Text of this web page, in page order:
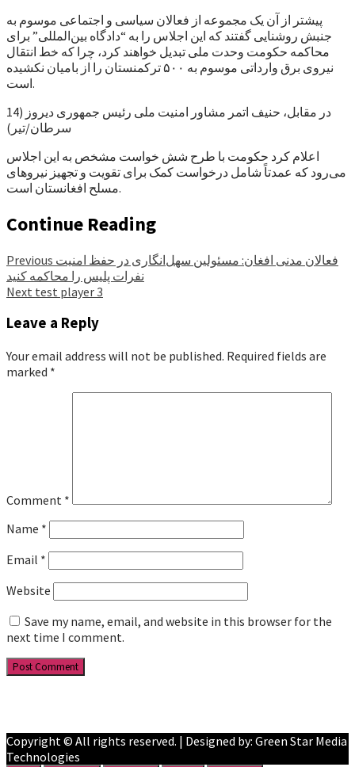
پیشتر از آن یک مجموعه از فعالان سیاسی و اجتماعی موسوم به
جنبش روشنایی گفتند که این اجلاس را به “دادگاه بین‌المللی” برای
محاکمه حکومت وحدت ملی تبدیل خواهند کرد، چرا که خط انتقال
نیروی برق وارداتی موسوم به ۵۰۰ ترکمنستان را از بامیان نکشیده
است.
در مقابل، حنیف اتمر مشاور امنیت ملی رئیس جمهوری دیروز (14
سرطان/تیر)
اعلام کرد حکومت با طرح شش خواست مشخص به این اجلاس
می‌رود که عمدتاً شامل درخواست کمک برای تقویت و تجهیز نیروهای
مسلح افغانستان است.
Continue Reading
Previous
نفرات پلیس را محاکمه کنید
Next test player 3
Leave a Reply
Your email address will not be published. Required fields are
marked *
Comment *
Name *
Email *
Website
Save my name, email, and website in this browser for the
next time I comment.
Copyright © All rights reserved. | Designed by: Green Star Media
Technologies